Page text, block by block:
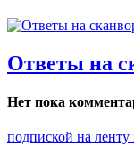
Ответы на
Нет пока
подпиской на ленту